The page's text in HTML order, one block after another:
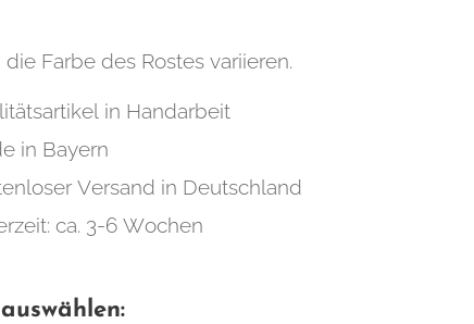
Farbe des Rostes variieren.
in Handarbeit
in Bayern
Versand in Deutschland
ca. 3-6 Wochen